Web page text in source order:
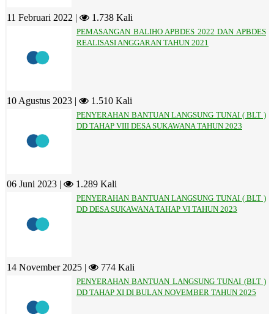
11 Februari 2022 | 1.738 Kali
PEMASANGAN BALIHO APBDES 2022 DAN APBDES
REALISASI ANGGARAN TAHUN 2021
10 Agustus 2023 | 1.510 Kali
PENYERAHAN BANTUAN LANGSUNG TUNAI ( BLT )
DD TAHAP VIII DESA SUKAWANA TAHUN 2023
06 Juni 2023 | 1.289 Kali
PENYERAHAN BANTUAN LANGSUNG TUNAI ( BLT )
DD DESA SUKAWANA TAHAP VI TAHUN 2023
14 November 2025 | 774 Kali
PENYERAHAN BANTUAN LANGSUNG TUNAI (BLT )
DD TAHAP XI DI BULAN NOVEMBER TAHUN 2025